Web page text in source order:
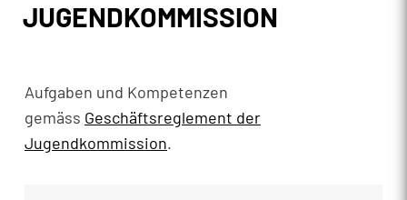
JUGENDKOMMISSION
Aufgaben und Kompetenzen
gemäss Geschäftsreglement der
Jugendkommission.
Zugehörige Objekte